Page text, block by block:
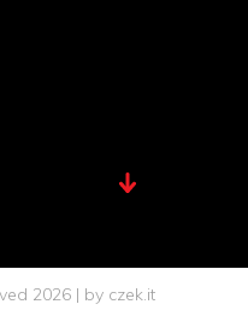
2026 | by czek.it